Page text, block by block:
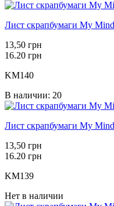
Лист скрапбумаги My
13,50 грн
16.20 грн
KM140
В наличии: 20
Лист скрапбумаги My
13,50 грн
16.20 грн
KM139
Нет в наличии